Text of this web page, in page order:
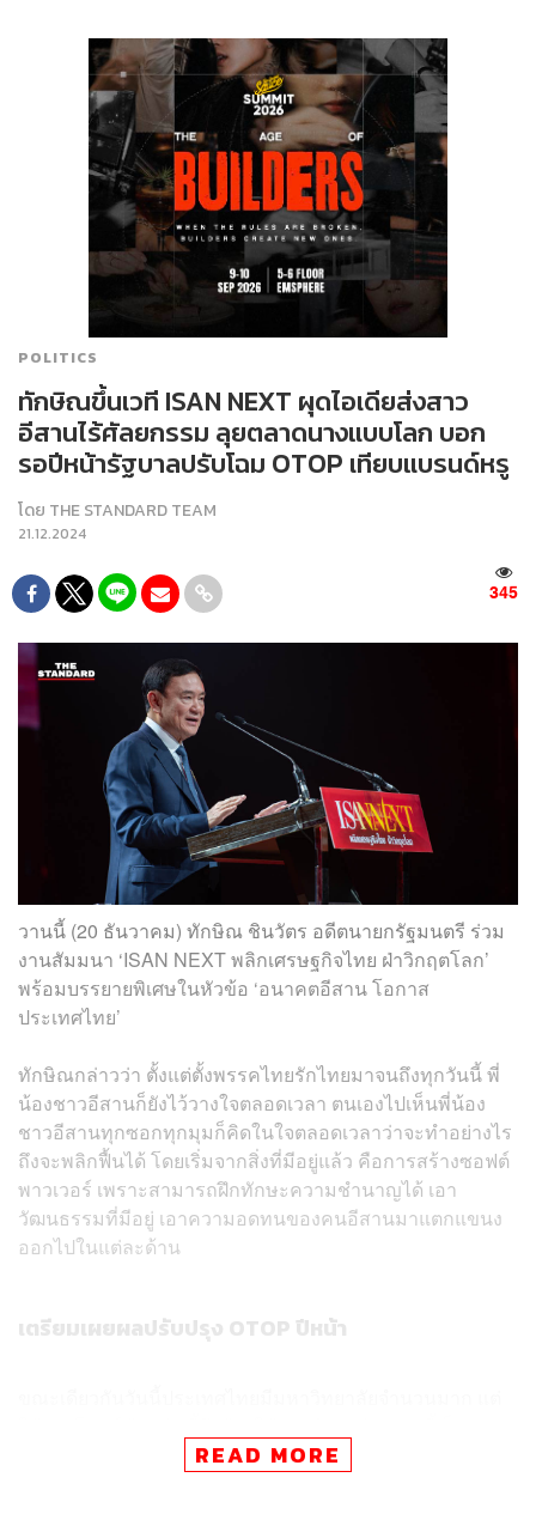
POLITICS
ทักษิณขึ้นเวที ISAN NEXT ผุดไอเดียส่งสาว
อีสานไร้ศัลยกรรม ลุยตลาดนางแบบโลก บอก
รอปีหน้ารัฐบาลปรับโฉม OTOP เทียบแบรนด์หรู
โดย THE STANDARD TEAM
21.12.2024
345
วานนี้ (20 ธันวาคม) ทักษิณ ชินวัตร อดีตนายกรัฐมนตรี ร่วม
งานสัมมนา ‘ISAN NEXT พลิกเศรษฐกิจไทย ฝ่าวิกฤตโลก’
พร้อมบรรยายพิเศษในหัวข้อ ‘อนาคตอีสาน โอกาส
ประเทศไทย’
ทักษิณกล่าวว่า ตั้งแต่ตั้งพรรคไทยรักไทยมาจนถึงทุกวันนี้ พี่
น้องชาวอีสานก็ยังไว้วางใจตลอดเวลา ตนเองไปเห็นพี่น้อง
ชาวอีสานทุกซอกทุกมุมก็คิดในใจตลอดเวลาว่าจะทำอย่างไร
ถึงจะพลิกฟื้นได้ โดยเริ่มจากสิ่งที่มีอยู่แล้ว คือการสร้างซอฟต์
พาวเวอร์ เพราะสามารถฝึกทักษะความชำนาญได้ เอา
วัฒนธรรมที่มีอยู่ เอาความอดทนของคนอีสานมาแตกแขนง
ออกไปในแต่ละด้าน
เตรียมเผยผลปรับปรุง OTOP ปีหน้า
หลักในการสร้างผล โดยเฉพาะการพัฒนาซอฟต์พาวเวอร์
READ MORE